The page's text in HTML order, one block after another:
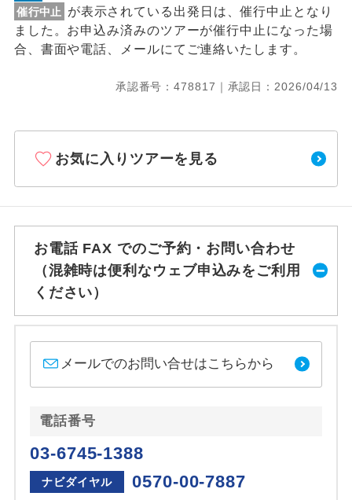
催行中止
が表示されている出発日は、催行中止となり
ました。お申込み済みのツアーが催行中止になった場
合、書面や電話、メールにてご連絡いたします。
承認番号：478817｜承認日：2026/04/13
お気に入りツアーを見る
お電話 FAX でのご予約・お問い合わせ
（混雑時は便利なウェブ申込みをご利用
ください）
メールでのお問い合せはこちらから
電話番号
03-6745-1388
ナビダイヤル 0570-00-7887